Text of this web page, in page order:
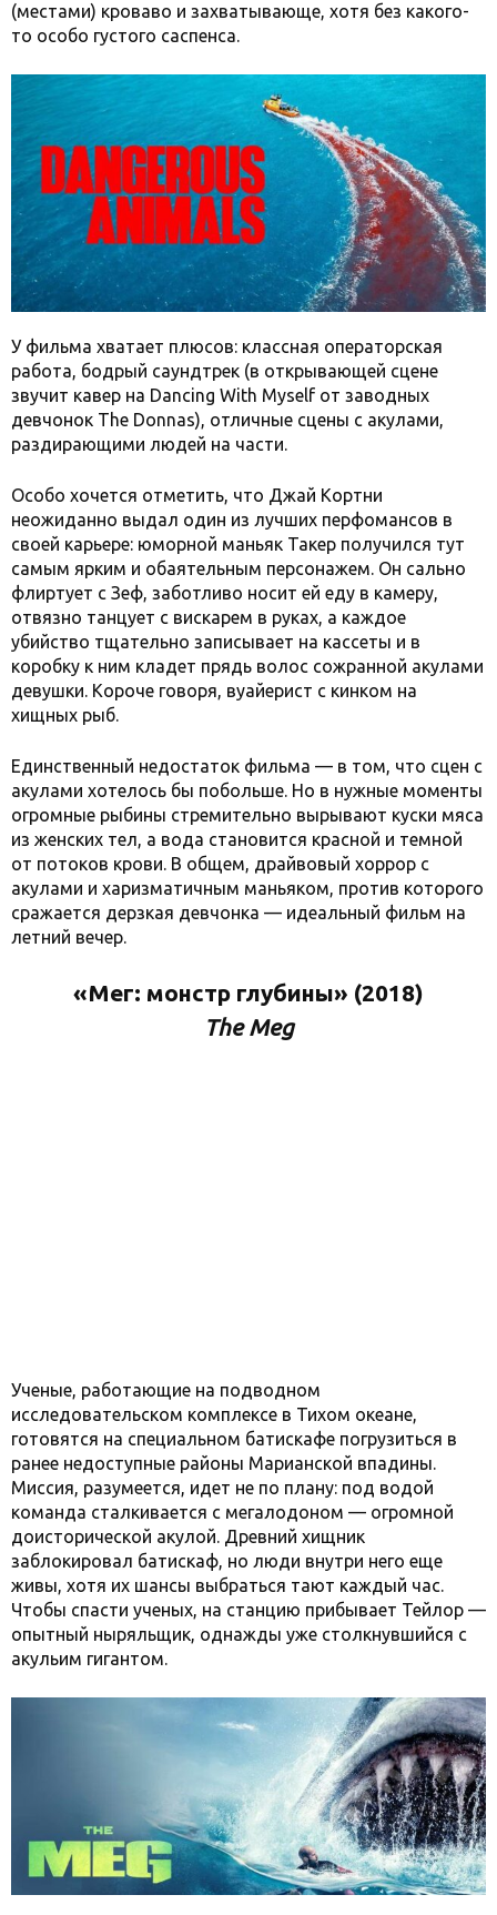
(местами) кроваво и захватывающе, хотя без какого-
то особо густого саспенса.
У фильма хватает плюсов: классная операторская
работа, бодрый саундтрек (в открывающей сцене
звучит кавер на Dancing With Myself от заводных
девчонок The Donnas), отличные сцены с акулами,
раздирающими людей на части.
Особо хочется отметить, что Джай Кортни
неожиданно выдал один из лучших перфомансов в
своей карьере: юморной маньяк Такер получился тут
самым ярким и обаятельным персонажем. Он сально
флиртует с Зеф, заботливо носит ей еду в камеру,
отвязно танцует с вискарем в руках, а каждое
убийство тщательно записывает на кассеты и в
коробку к ним кладет прядь волос сожранной акулами
девушки. Короче говоря, вуайерист с кинком на
хищных рыб.
Единственный недостаток фильма — в том, что сцен с
акулами хотелось бы побольше. Но в нужные моменты
огромные рыбины стремительно вырывают куски мяса
из женских тел, а вода становится красной и темной
от потоков крови. В общем, драйвовый хоррор с
акулами и харизматичным маньяком, против которого
сражается дерзкая девчонка — идеальный фильм на
летний вечер.
«Мег: монстр глубины» (2018)
The Meg
Ученые, работающие на подводном
исследовательском комплексе в Тихом океане,
готовятся на специальном батискафе погрузиться в
ранее недоступные районы Марианской впадины.
Миссия, разумеется, идет не по плану: под водой
команда сталкивается с мегалодоном — огромной
доисторической акулой. Древний хищник
заблокировал батискаф, но люди внутри него еще
живы, хотя их шансы выбраться тают каждый час.
Чтобы спасти ученых, на станцию прибывает Тейлор —
опытный ныряльщик, однажды уже столкнувшийся с
акульим гигантом.